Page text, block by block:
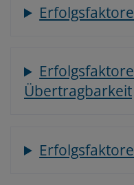
Übertragbarkeit